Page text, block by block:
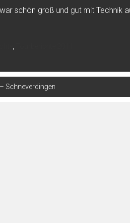
schön groß und gut mit Technik
,
Schneverdingen